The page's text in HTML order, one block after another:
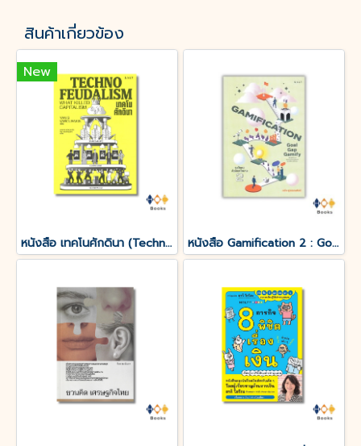
สินค้าเกี่ยวข้อง
New
หนังสือ เทคโนศักดินา (Technofeudalism) หนังสือ Gamification 2 : Goal-Gap-Gamify จูงใจคนด้วยกลไกเกม 2